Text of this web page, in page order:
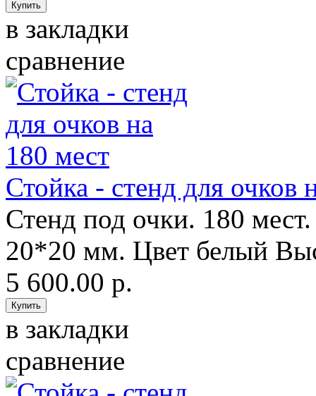
в закладки
сравнение
Стойка - стенд для очков
Стенд под очки. 180
20*20 мм. Цвет белый
5 600.00 р.
в закладки
сравнение